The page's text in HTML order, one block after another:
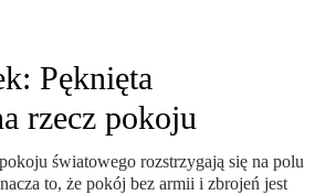
Pęknięta
rzecz pokoju
światowego rozstrzygają się na polu
to, że pokój bez armii i zbrojeń jest